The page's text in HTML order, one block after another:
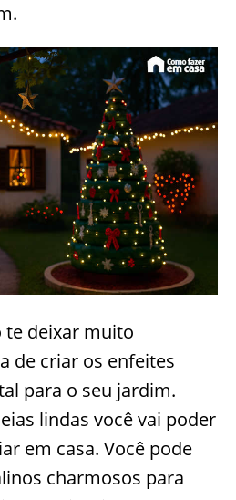
te deixar muito
de criar os enfeites
para o seu jardim.
lindas você vai poder
em casa. Você pode
charmosos para